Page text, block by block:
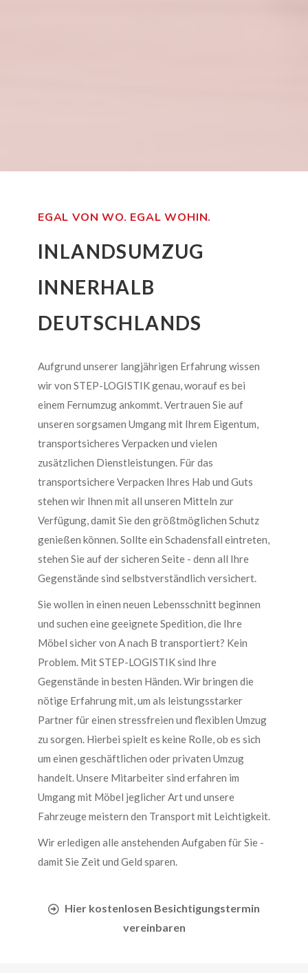
EGAL VON WO. EGAL WOHIN.
INLANDSUMZUG
INNERHALB
DEUTSCHLANDS
Aufgrund unserer langjährigen Erfahrung wissen
wir von STEP-LOGISTIK genau, worauf es bei
einem Fernumzug ankommt. Vertrauen Sie auf
unseren sorgsamen Umgang mit Ihrem Eigentum,
transportsicheres Verpacken und vielen
zusätzlichen Dienstleistungen. Für das
transportsichere Verpacken Ihres Hab und Guts
stehen wir Ihnen mit all unseren Mitteln zur
Verfügung, damit Sie den größtmöglichen Schutz
genießen können. Sollte ein Schadensfall eintreten,
stehen Sie auf der sicheren Seite - denn all Ihre
Gegenstände sind selbstverständlich versichert.
Sie wollen in einen neuen Lebensschnitt beginnen
und suchen eine geeignete Spedition, die Ihre
Möbel sicher von A nach B transportiert? Kein
Problem. Mit STEP-LOGISTIK sind Ihre
Gegenstände in besten Händen. Wir bringen die
nötige Erfahrung mit, um als leistungsstarker
Partner für einen stressfreien und flexiblen Umzug
zu sorgen. Hierbei spielt es keine Rolle, ob es sich
um einen geschäftlichen oder privaten Umzug
handelt. Unsere Mitarbeiter sind erfahren im
Umgang mit Möbel jeglicher Art und unsere
Fahrzeuge meistern den Transport mit Leichtigkeit.
Wir erledigen alle anstehenden Aufgaben für Sie -
damit Sie Zeit und Geld sparen.
Hier kostenlosen Besichtigungstermin
vereinbaren